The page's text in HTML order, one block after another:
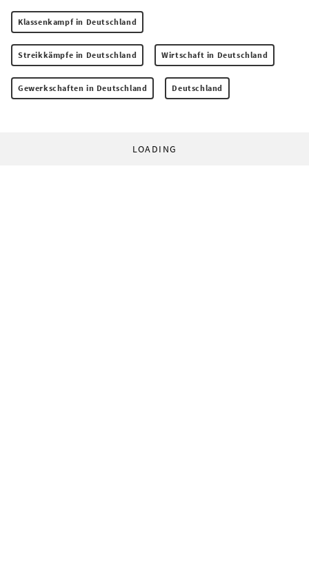
Klassenkampf in Deutschland
Streikkämpfe in Deutschland Wirtschaft in Deutschland
Gewerkschaften in Deutschland Deutschland
LOADING